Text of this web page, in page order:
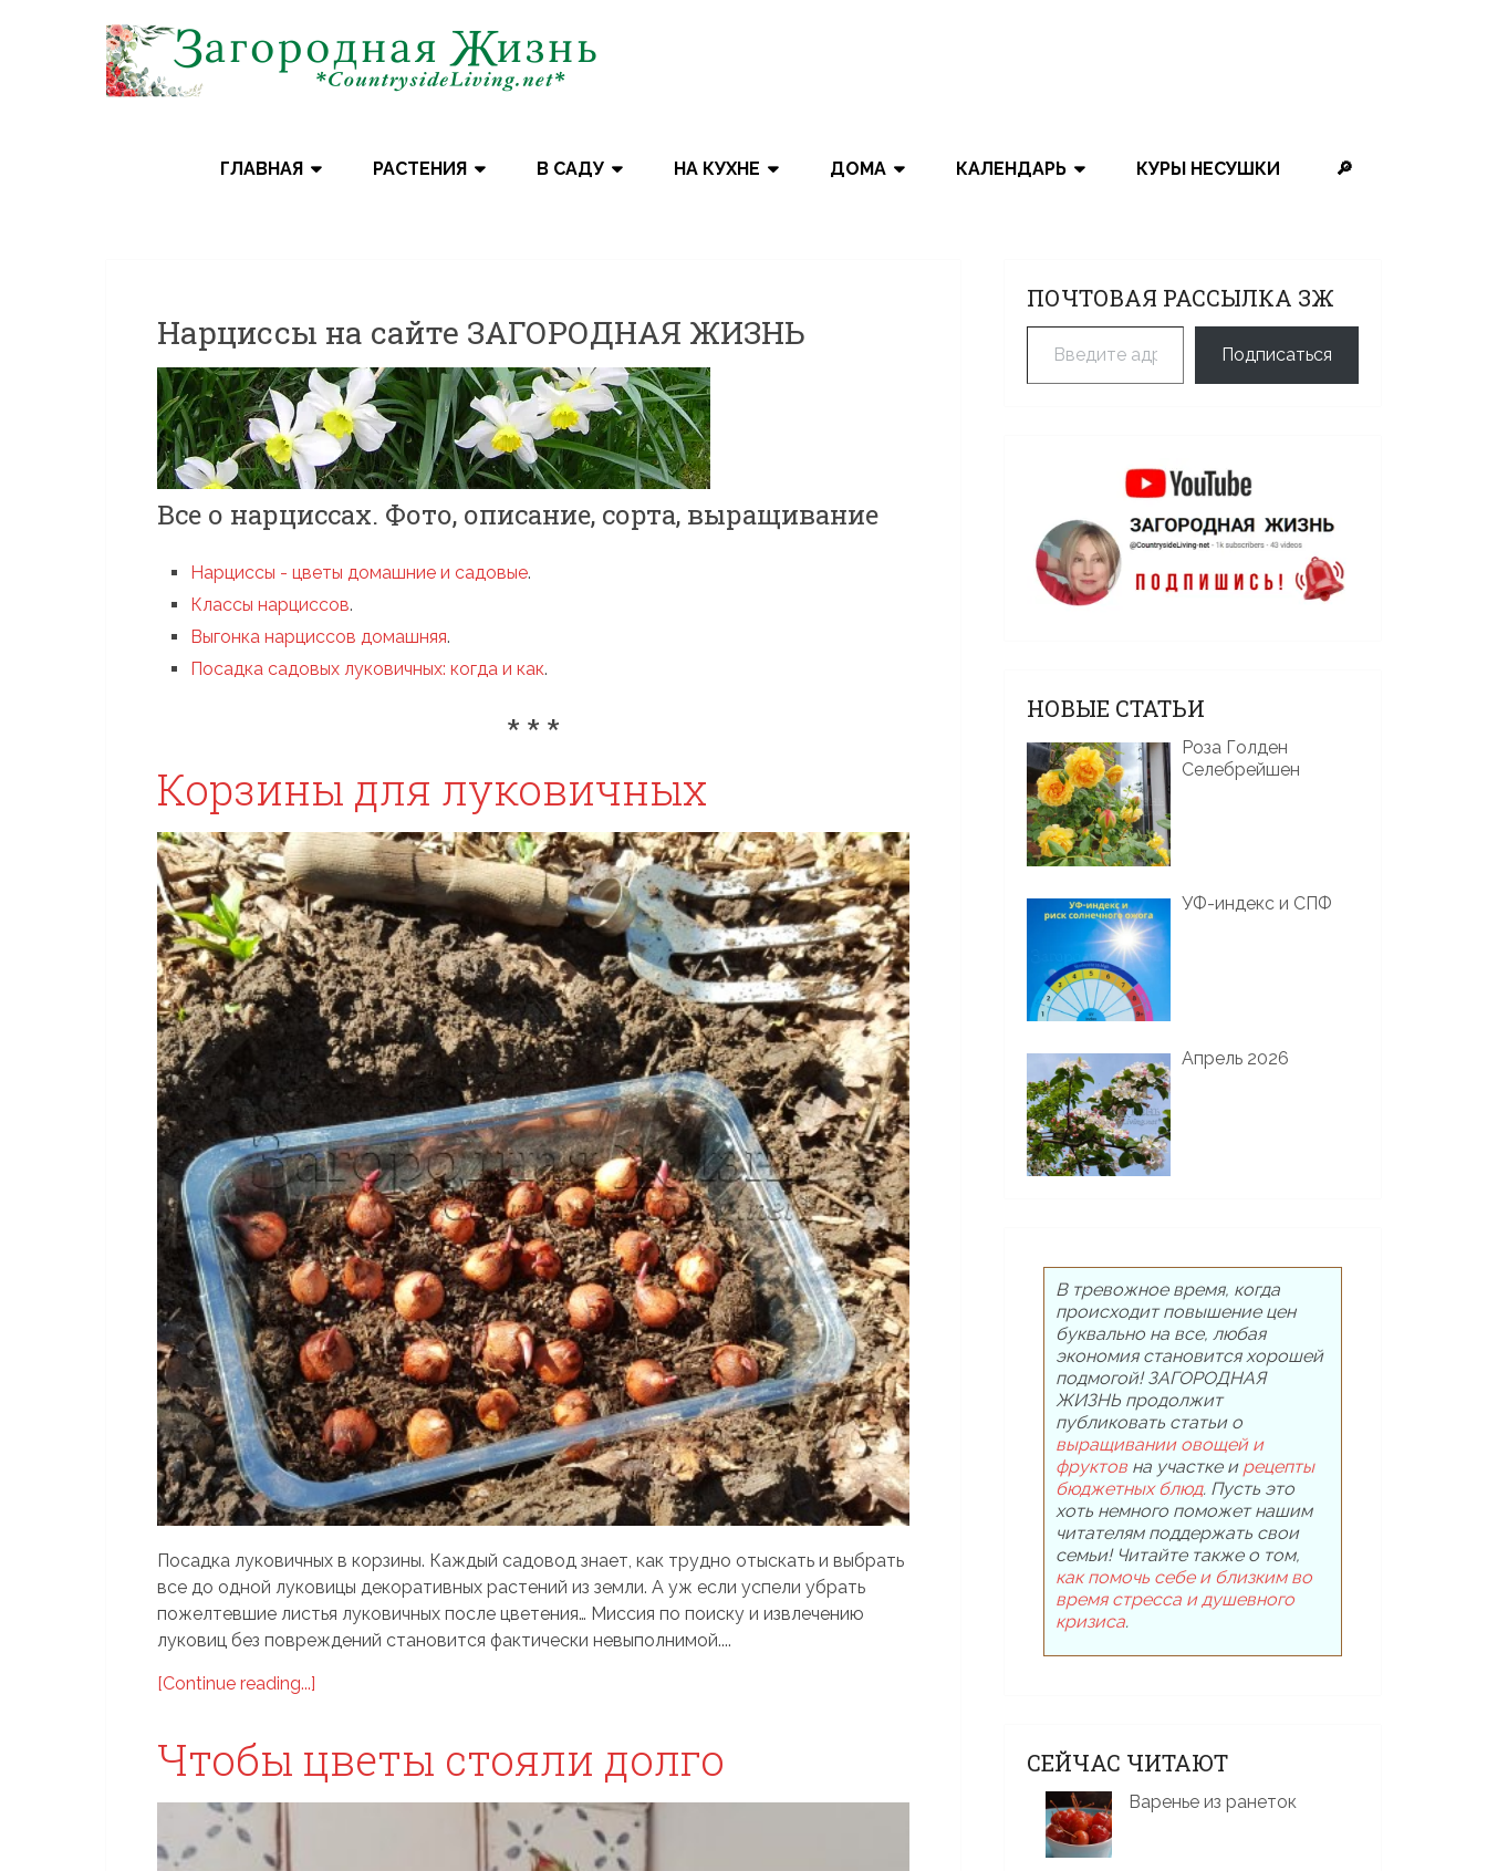
ГЛАВНАЯ РАСТЕНИЯ В САДУ НА КУХНЕ ДОМА КАЛЕНДАРЬ КУРЫ НЕСУШКИ 🔎
Нарциссы на сайте ЗАГОРОДНАЯ ЖИЗНЬ
Все о нарциссах. Фото, описание, сорта, выращивание
Нарциссы - цветы домашние и садовые.
Классы нарциссов.
Выгонка нарциссов домашняя.
Посадка садовых луковичных: когда и как.
* * *
Корзины для луковичных
Посадка луковичных в корзины. Каждый садовод знает, как трудно отыскать и выбрать
все до одной луковицы декоративных растений из земли. А уж если успели убрать
пожелтевшие листья луковичных после цветения… Миссия по поиску и извлечению
луковиц без повреждений становится фактически невыполнимой....
[Continue reading...]
Чтобы цветы стояли долго
ПОЧТОВАЯ РАССЫЛКА ЗЖ
Введите адрес электронной почты…
Подписаться
НОВЫЕ СТАТЬИ
Роза Голден
Селебрейшен
УФ-индекс и СПФ
Апрель 2026
В тревожное время, когда
происходит повышение цен
буквально на все, любая
экономия становится хорошей
подмогой! ЗАГОРОДНАЯ
ЖИЗНЬ продолжит
публиковать статьи о
выращивании овощей и
фруктов на участке и рецепты
бюджетных блюд. Пусть это
хоть немного поможет нашим
читателям поддержать свои
семьи! Читайте также о том,
как помочь себе и близким во
время стресса и душевного
кризиса.
СЕЙЧАС ЧИТАЮТ
Варенье из ранеток